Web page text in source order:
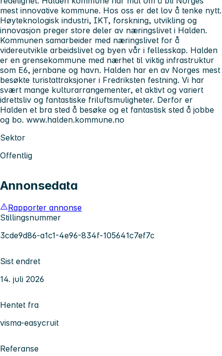
mest innovative kommune. Hos oss er det lov å tenke nytt.
Høyteknologisk industri, IKT, forskning, utvikling og
innovasjon preger store deler av næringslivet i Halden.
Kommunen samarbeider med næringslivet for å
videreutvikle arbeidslivet og byen vår i fellesskap. Halden
er en grensekommune med nærhet til viktig infrastruktur
som E6, jernbane og havn. Halden har en av Norges mest
besøkte turistattraksjoner i Fredriksten festning. Vi har
svært mange kulturarrangementer, et aktivt og variert
idrettsliv og fantastiske friluftsmuligheter. Derfor er
Halden et bra sted å besøke og et fantastisk sted å jobbe
og bo. www.halden.kommune.no
Sektor
Offentlig
Annonsedata
Rapporter annonse
Stillingsnummer
3cde9d86-a1c1-4e96-834f-105641c7ef7c
Sist endret
14. juli 2026
Hentet fra
visma-easycruit
Referanse